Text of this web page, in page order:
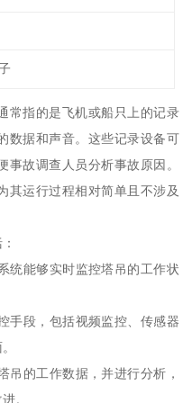
常指的是飞机或船只上的记录
数据和声音。这些记录设备可
事故调查人员分析事故原因。
其运行过程相对简单且不涉及
统能够实时监控塔吊的工作状
手段，包括视频监控、传感器
吊的工作数据，并进行分析，
。